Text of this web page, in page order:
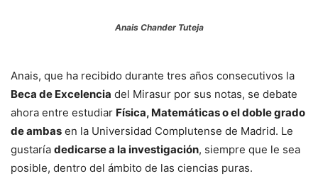
Anais Chander Tuteja
Anais, que ha recibido durante tres años consecutivos la
Beca de Excelencia del Mirasur por sus notas, se debate
ahora entre estudiar Física, Matemáticas o el doble grado
de ambas en la Universidad Complutense de Madrid. Le
gustaría dedicarse a la investigación, siempre que le sea
posible, dentro del ámbito de las ciencias puras.